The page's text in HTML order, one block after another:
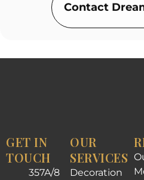
Contact
GET IN
TOUCH
357A/8
OUR
SERVICES
Decoration